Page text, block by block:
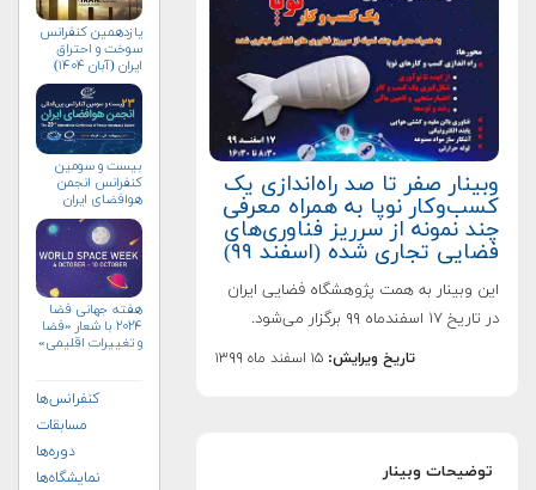
وبینار صفر تا صد راه‌اندازی یک
كسب‌وكار نوپا به همراه معرفی
چند نمونه از سرريز فناوری‌های
فضایی تجاری شده (اسفند ۹۹)
این وبینار به همت پژوهشگاه فضایی ایران
در تاریخ ۱۷ اسفندماه ۹۹ برگزار می‌شود.
تاریخ ویرایش: ۱۵ اسفند ماه ۱۳۹۹
توضیحات وبینار
یازدهمین کنفرانس
سوخت و احتراق
ایران (آبان‌ ۱۴۰۴)
بیست و سومین
کنفرانس انجمن
هوافضای ايران
هفته جهانی فضا
۲۰۲۴ با شعار «فضا
و تغییرات اقلیمی»
کنفرانس‌ها
مسابقات
دوره‌ها
نمایشگاه‌ها